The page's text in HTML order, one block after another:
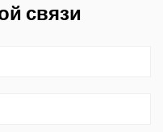
связи